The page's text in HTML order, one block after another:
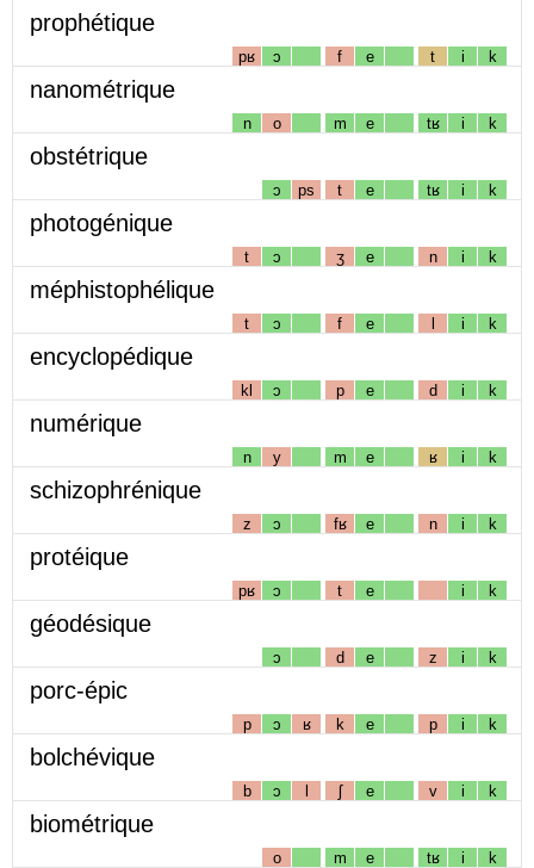
prophétique
pʁ ɔ f e t i k
nanométrique
n o m e tʁ i k
obstétrique
ɔ ps t e tʁ i k
photogénique
t ɔ ʒ e n i k
méphistophélique
t ɔ f e l i k
encyclopédique
kl ɔ p e d i k
numérique
n y m e ʁ i k
schizophrénique
z ɔ fʁ e n i k
protéique
pʁ ɔ t e i k
géodésique
ɔ d e z i k
porc-épic
p ɔ ʁ k e p i k
bolchévique
b ɔ l ʃ e v i k
biométrique
o m e tʁ i k